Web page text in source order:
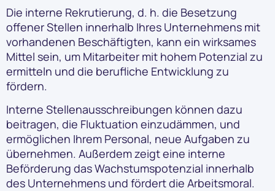
Die interne Rekrutierung, d. h. die Besetzung
offener Stellen innerhalb Ihres Unternehmens mit
vorhandenen Beschäftigten, kann ein wirksames
Mittel sein, um Mitarbeiter mit hohem Potenzial zu
ermitteln und die berufliche Entwicklung zu
fördern.
Interne Stellenausschreibungen können dazu
beitragen, die Fluktuation einzudämmen, und
ermöglichen Ihrem Personal, neue Aufgaben zu
übernehmen. Außerdem zeigt eine interne
Beförderung das Wachstumspotenzial innerhalb
des Unternehmens und fördert die Arbeitsmoral.